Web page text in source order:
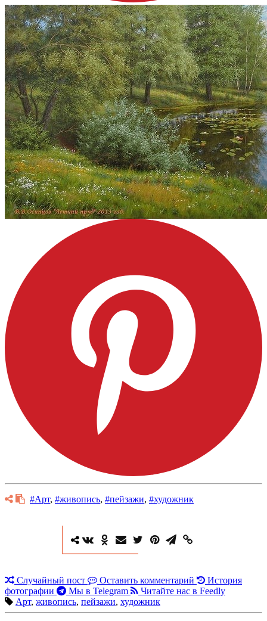
#Арт, #живопись, #пейзажи, #художник
Случайный пост Оставить комментарий
История
фотографии
Мы в Telegram
Читайте нас в Feedly
Арт, живопись, пейзажи, художник